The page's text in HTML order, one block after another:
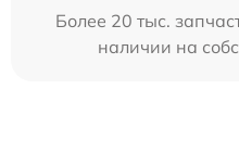
Более 20 тыс.
наличии на